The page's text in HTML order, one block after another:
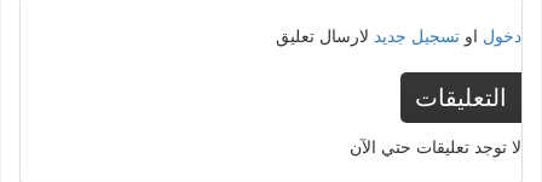
المسلسل من بطولة شيتين تيكندور وعفراء
موقع إيجي دراما بجودة عالية واستمتعوا بالقصة
الممتعة والمشوقة.
دخول او تسجيل جديد لارسال تعليق
التعليقات
لا توجد تعليقات حتي الآن